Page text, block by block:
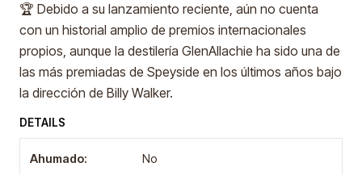
🏆 Debido a su lanzamiento reciente, aún no cuenta
con un historial amplio de premios internacionales
propios, aunque la destilería GlenAllachie ha sido una de
las más premiadas de Speyside en los últimos años bajo
la dirección de Billy Walker.
DETAILS
Ahumado: No